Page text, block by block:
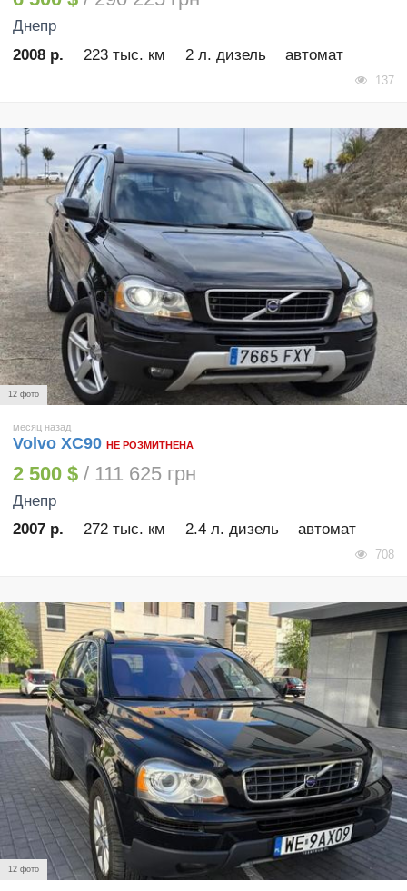
Днепр
2008 р.
223 тыс. км 2 л. дизель автомат
137
12 фото
месяц назад
Volvo XC90 НЕ РОЗМИТНЕНА
2 500 $ / 111 625 грн
Днепр
2007 р.
272 тыс. км 2.4 л. дизель автомат
708
12 фото